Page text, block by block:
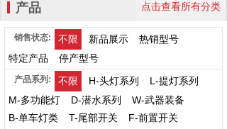
产品 点击查看所有分类
销售状态: 不限 新品展示
热销型号
特定产品
停产型号
产品系列: 不限 H-头灯系列
L-提灯系列
M-多功能灯
D-潜水系列
W-武器装备
B-单车灯类
T-尾部开关
F-前置开关